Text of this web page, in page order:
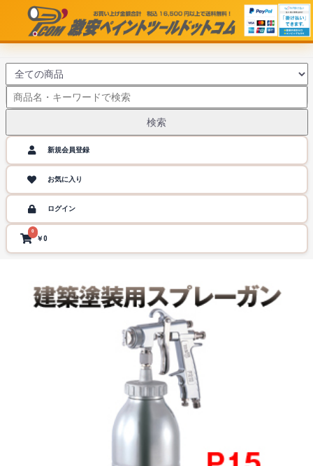
検索
新規会員登録
お気に入り
ログイン
0
￥0